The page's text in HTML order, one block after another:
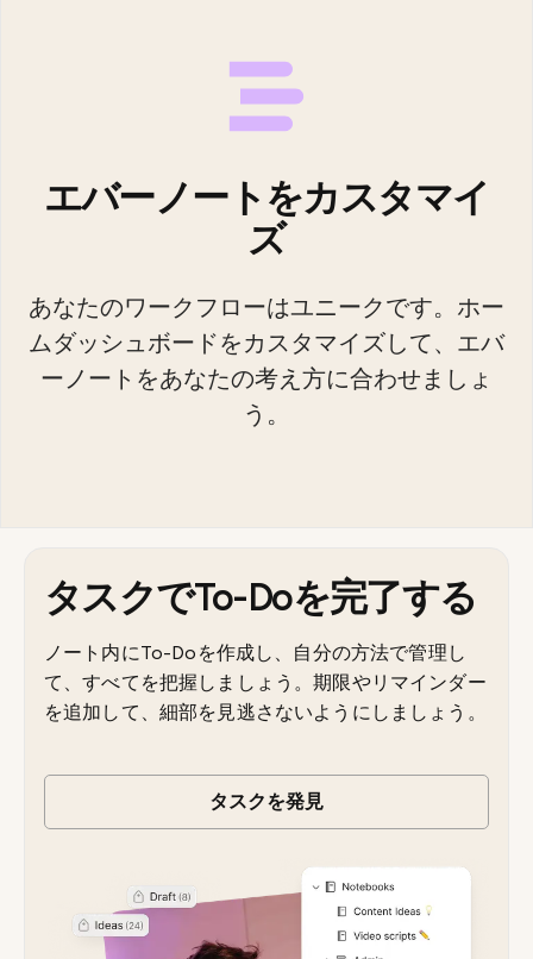
エバーノートをカスタマイ
ズ
あなたのワークフローはユニークです。ホー
ムダッシュボードをカスタマイズして、エバ
ーノートをあなたの考え方に合わせましょ
う。
タスクでTo-Doを完了する
ノート内にTo-Doを作成し、自分の方法で管理し
て、すべてを把握しましょう。期限やリマインダー
を追加して、細部を見逃さないようにしましょう。
タスクを発見